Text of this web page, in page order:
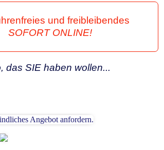
und freibleibendes
SOFORT ONLINE!
SIE haben wollen...